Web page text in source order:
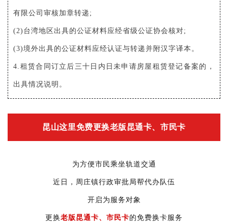
有限公司审核加章转递;
(2)台湾地区出具的公证材料应经省级公证协会核对;
(3)境外出具的公证材料应经认证与转递并附汉字译本。
4.租赁合同订立后三十日内日未申请房屋租赁登记备案的，
出具情况说明。
昆山这里免费更换老版昆通卡、市民卡
为方便市民乘坐轨道交通
近日，周庄镇行政审批局帮代办队伍
开启为服务对象
更换老版昆通卡、市民卡的免费换卡服务